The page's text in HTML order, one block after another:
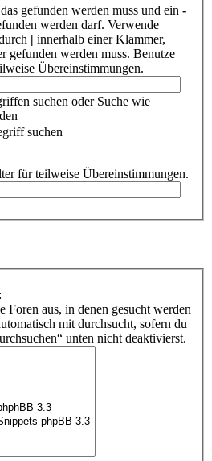
gefunden werden muss und ein -
werden darf. Verwende
| innerhalb einer Klammer,
gefunden werden muss. Benutze
Übereinstimmungen.
suchen oder Suche wie
suchen
für teilweise Übereinstimmungen.
Foren aus, in denen gesucht werden
mit durchsucht, sofern du
unten nicht deaktivierst.